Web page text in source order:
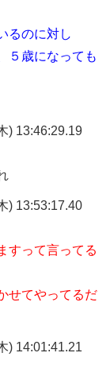
るのに対し
５歳になっても
) 13:46:29.19
) 13:53:17.40
すって言ってる
せてやってるだ
) 14:01:41.21